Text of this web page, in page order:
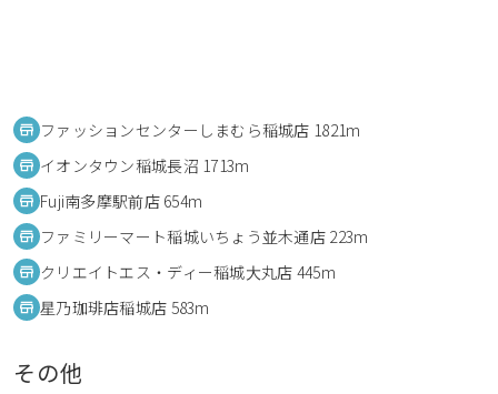
ファッションセンターしまむら稲城店 1821m
イオンタウン稲城長沼 1713m
Fuji南多摩駅前店 654m
ファミリーマート稲城いちょう並木通店 223m
クリエイトエス・ディー稲城大丸店 445m
星乃珈琲店稲城店 583m
その他